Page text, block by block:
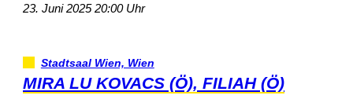
23.Juni202520:00Uhr
StadtsaalWien,Wien
MIRALUKOVACS(Ö),FILIAH(Ö)